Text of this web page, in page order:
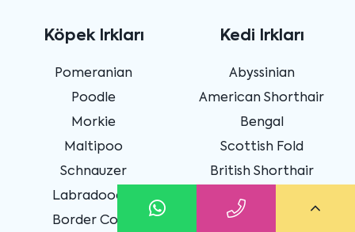
Köpek Irkları
Pomeranian
Poodle
Morkie
Maltipoo
Schnauzer
Labradoodle
Border Collie
Kedi Irkları
Abyssinian
American Shorthair
Bengal
Scottish Fold
British Shorthair
Chinchilla
Exotic Shorthair